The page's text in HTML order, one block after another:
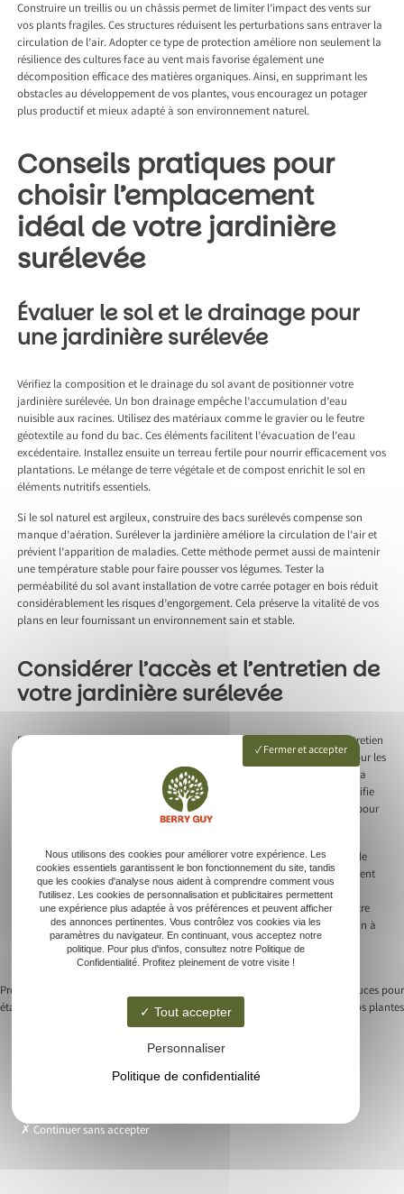
Construire un treillis ou un châssis permet de limiter l’impact des vents sur
vos plants fragiles. Ces structures réduisent les perturbations sans entraver la
circulation de l’air. Adopter ce type de protection améliore non seulement la
résilience des cultures face au vent mais favorise également une
décomposition efficace des matières organiques. Ainsi, en supprimant les
obstacles au développement de vos plantes, vous encouragez un potager
plus productif et mieux adapté à son environnement naturel.
Conseils pratiques pour
choisir l’emplacement
idéal de votre jardinière
surélevée
Évaluer le sol et le drainage pour
une jardinière surélevée
Vérifiez la composition et le drainage du sol avant de positionner votre
jardinière surélevée. Un bon drainage empêche l’accumulation d’eau
nuisible aux racines. Utilisez des matériaux comme le gravier ou le feutre
géotextile au fond du bac. Ces éléments facilitent l’évacuation de l’eau
excédentaire. Installez ensuite un terreau fertile pour nourrir efficacement vos
plantations. Le mélange de terre végétale et de compost enrichit le sol en
éléments nutritifs essentiels.
Si le sol naturel est argileux, construire des bacs surélevés compense son
manque d’aération. Surélever la jardinière améliore la circulation de l’air et
prévient l’apparition de maladies. Cette méthode permet aussi de maintenir
une température stable pour faire pousser vos légumes. Tester la
perméabilité du sol avant installation de votre carrée potager en bois réduit
considérablement les risques d’engorgement. Cela préserve la vitalité de vos
plans en leur fournissant un environnement sain et stable.
Considérer l’accès et l’entretien de
votre jardinière surélevée
Pensez à l’accessibilité de votre jardinière surélevée pour simplifier l’entretien
et l’arrosage. Choisir un emplacement facile d’accès s’avère essentiel pour les
jardiniers soucieux de préserver leur dos. Un jardin en hauteur préserve la
mobilité des passionnés. Placer la jardinière près d’un point d’eau simplifie
aussi l’irrigation. Installez un système de récupération de l’eau de pluie pour
réduire la consommation d’eau et rendre l’arrosage plus écologique.
Prévoyez des allées suffisamment larges pour circuler aisément autour de
votre jardin surélevé. Laisser suffisamment d’espace empêche le tassement
du sol dans les zones adjacentes. Mesurez bien ces distances lors de la
conception de votre aménagement. Ce geste préserve la margelle de votre
jardinière des nuisibles terrestres comme les limaces. Adapter votre jardin à
vos conditions physiques assure un plaisir durable et procure une
satisfaction renouvelée à voir vos cultures fleurir.
Navigation
Previous:
étapes simples
Jardinage sur balcon : astuces pour
faire prospérer vos plantes
Entretien espaces verts
Fermer et accepter
Nous utilisons des cookies pour améliorer votre expérience. Les
cookies essentiels garantissent le bon fonctionnement du site, tandis
que les cookies d'analyse nous aident à comprendre comment vous
l'utilisez. Les cookies de personnalisation et publicitaires permettent
une expérience plus adaptée à vos préférences et peuvent afficher
des annonces pertinentes. Vous contrôlez vos cookies via les
paramètres du navigateur. En continuant, vous acceptez notre
politique. Pour plus d'infos, consultez notre Politique de
Confidentialité. Profitez pleinement de votre visite !
Tout accepter
Personnaliser
Politique de confidentialité
Continuer sans accepter